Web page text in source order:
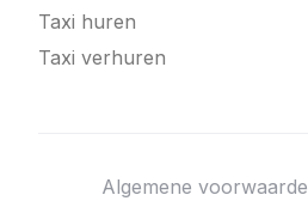
Taxi huren
Taxi verhuren
Algemene voorwaarde